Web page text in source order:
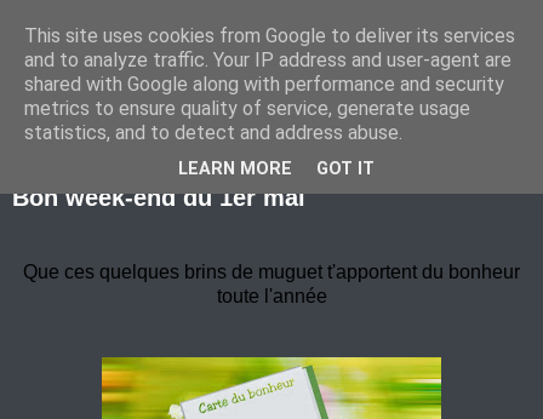
Marche Nordique au RIF
vendredi 29 avril 2016
Bon week-end du 1er mai
Que ces quelques brins de muguet t'apportent du bonheur
toute l'année
This site uses cookies from Google to deliver its services
and to analyze traffic. Your IP address and user-agent are
shared with Google along with performance and security
metrics to ensure quality of service, generate usage
statistics, and to detect and address abuse.
LEARN MORE GOT IT